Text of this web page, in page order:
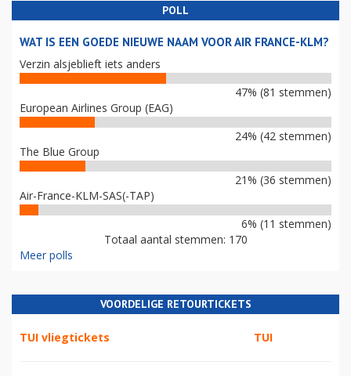
POLL
WAT IS EEN GOEDE NIEUWE NAAM VOOR AIR FRANCE-KLM?
Verzin alsjeblieft iets anders
47% (81 stemmen)
European Airlines Group (EAG)
24% (42 stemmen)
The Blue Group
21% (36 stemmen)
Air-France-KLM-SAS(-TAP)
6% (11 stemmen)
Totaal aantal stemmen: 170
Meer polls
VOORDELIGE RETOURTICKETS
TUI vliegtickets TUI